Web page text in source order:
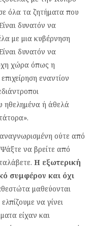
όλα τα ζητήματα που
δυνατόν να
με μια κυβέρνηση
δυνατόν να
χώρα όπως η
εναντίον
ηθελημένα ή άθελά
ούτε από
να βρείτε από
Η εξωτερική
συμφέρον και όχι
μαθεύονται
να γίνει
είχαν και